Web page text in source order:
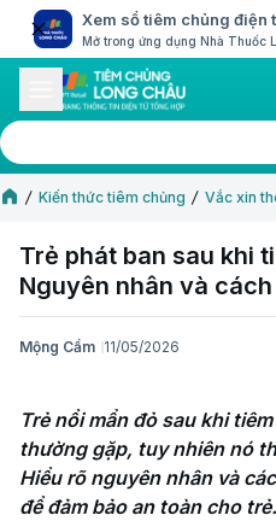
Xem sổ tiêm chủng điện
Mở trong ứng dụng Nhà Thuốc
Kiến thức tiêm chủng Vắc xin
Trẻ phát ban sau khi
Nguyên nhân và
Mộng Cầm 11/05/2026
Trẻ nổi mẩn đỏ sau khi
thường gặp, tuy nhiên nó
Hiểu rõ nguyên nhân và
để đảm bảo an toàn cho trẻ.